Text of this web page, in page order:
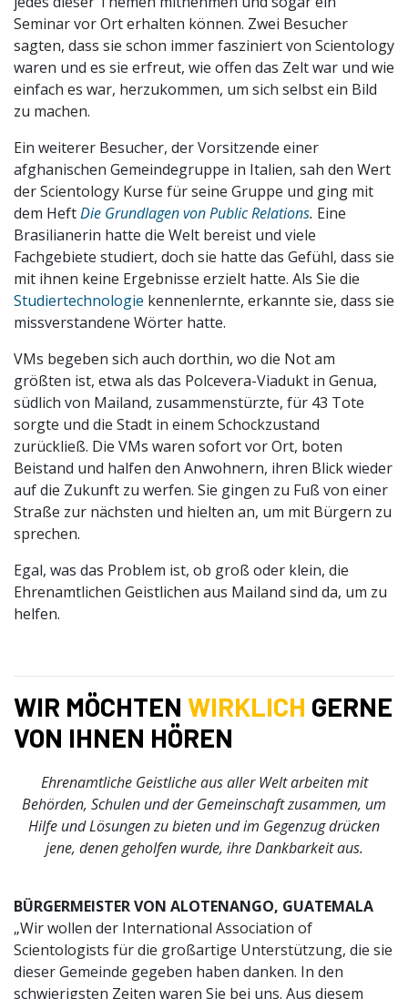
Seminar vor Ort erhalten können. Zwei Besucher
sagten, dass sie schon immer fasziniert von Scientology
waren und es sie erfreut, wie offen das Zelt war und wie
einfach es war, herzukommen, um sich selbst ein Bild
zu machen.
Ein weiterer Besucher, der Vorsitzende einer
afghanischen Gemeindegruppe in Italien, sah den Wert
der Scientology Kurse für seine Gruppe und ging mit
dem HeftDie Grundlagen von Public Relations. Eine
Brasilianerin hatte die Welt bereist und viele
Fachgebiete studiert, doch sie hatte das Gefühl, dass sie
mit ihnen keine Ergebnisse erzielt hatte. Als Sie die
Studiertechnologie kennenlernte, erkannte sie, dass sie
missverstandene Wörter hatte.
VMs begeben sich auch dorthin, wo die Not am
größten ist, etwa als das Polcevera-Viadukt in Genua,
südlich von Mailand, zusammenstürzte, für 43 Tote
sorgte und die Stadt in einem Schockzustand
zurückließ. Die VMs waren sofort vor Ort, boten
Beistand und halfen den Anwohnern, ihren Blick wieder
auf die Zukunft zu werfen. Sie gingen zu Fuß von einer
Straße zur nächsten und hielten an, um mit Bürgern zu
sprechen.
Egal, was das Problem ist, ob groß oder klein, die
Ehrenamtlichen Geistlichen aus Mailand sind da, um zu
helfen.
WIR MÖCHTEN WIRKLICH GERNE
VON IHNEN HÖREN
Ehrenamtliche Geistliche aus aller Welt arbeiten mit
Behörden, Schulen und der Gemeinschaft zusammen, um
Hilfe und Lösungen zu bieten und im Gegenzug drücken
jene, denen geholfen wurde, ihre Dankbarkeit aus.
BÜRGERMEISTER VON ALOTENANGO, GUATEMALA
„Wir wollen der International Association of
Scientologists für die großartige Unterstützung, die sie
dieser Gemeinde gegeben haben danken. In den
schwierigsten Zeiten waren Sie bei uns. Aus diesem